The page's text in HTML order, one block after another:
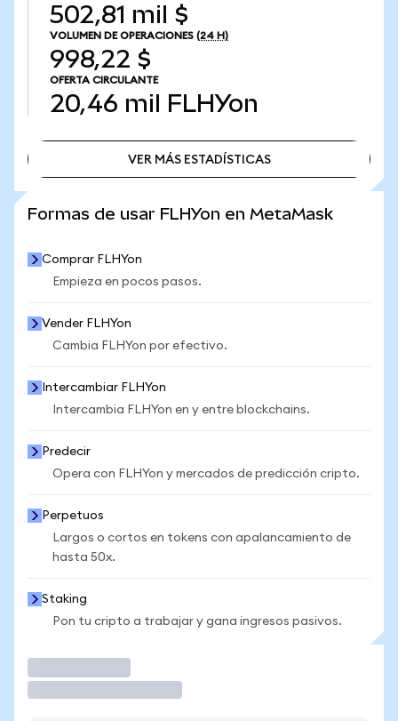
502,81 mil $
VOLUMEN DE OPERACIONES (24 H)
998,22 $
OFERTA CIRCULANTE
20,46 mil FLHYon
VER MÁS ESTADÍSTICAS
Formas de usar FLHYon en MetaMask
Comprar FLHYon
Empieza en pocos pasos.
Vender FLHYon
Cambia FLHYon por efectivo.
Intercambiar FLHYon
Intercambia FLHYon en y entre blockchains.
Predecir
Opera con FLHYon y mercados de predicción cripto.
Perpetuos
Largos o cortos en tokens con apalancamiento de
hasta 50x.
Staking
Pon tu cripto a trabajar y gana ingresos pasivos.